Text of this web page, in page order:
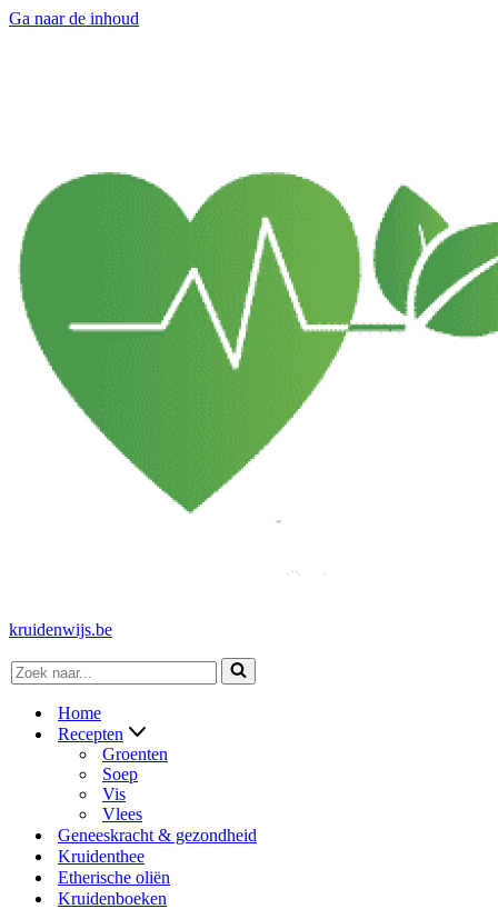
Ga naar de inhoud
kruidenwijs.be
Zoek
naar...
Home
Recepten
Groenten
Soep
Vis
Vlees
Geneeskracht & gezondheid
Kruidenthee
Etherische oliën
Kruidenboeken